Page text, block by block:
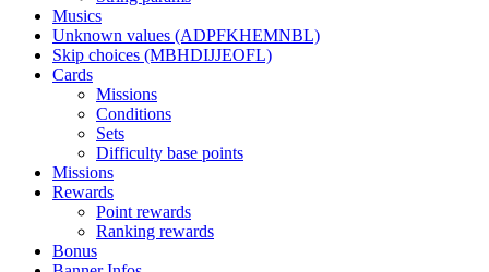
Musics
Unknown values (ADPFKHEMNBL)
Skip choices (MBHDIJJEOFL)
Cards
Missions
Conditions
Sets
Difficulty base points
Missions
Rewards
Point rewards
Ranking rewards
Bonus